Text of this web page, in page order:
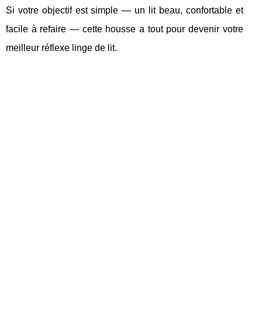
Si votre objectif est simple — un lit beau, confortable et
facile à refaire — cette housse a tout pour devenir votre
meilleur réflexe linge de lit.